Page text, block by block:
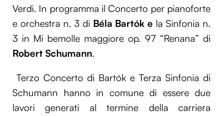
Verdi. In programma il Concerto per pianoforte
e orchestra n. 3 di Béla Bartók e la Sinfonia n.
3 in Mi bemolle maggiore op. 97 “Renana” di
Robert Schumann.
Terzo Concerto di Bartók e Terza Sinfonia di
Schumann hanno in comune di essere due
lavori generati al termine della carriera